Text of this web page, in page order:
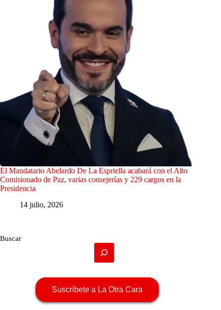
El Mandatario Abelardo De La Espriella acabará con el Alto
Comisionado de Paz, varias consejerías y 229 cargos en la
Presidencia
14 julio, 2026
Buscar
Suscríbete a La Otra Cara